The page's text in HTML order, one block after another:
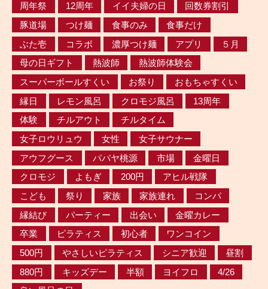
周年祭
12周年 イイ夫婦の日
回数券割引
豚道場
つけ麺 食事のみ
食事だけ
ぶた壱
コラボ 濃厚つけ麺 アプリ
５月
母の日ギフト
熱波師
熱波師体験会
スーパーボールすくい
お祭り
おもちゃすくい
縁日
レモン風呂 クロモジ風呂
13周年
体験
チルアウト
チルタイム
女子ロウリュウ
女性
女子サウナー
アウフグース
パパヤ桃源 市場
金曜日
クロモジ
よもぎ 200円
アヒル戦隊
こども
祭り 家族 家族連れ
コンパ
縁結び
パーティー 出会い
金曜カレー
卒業
ピラティス 初心者
ワンコイン
500円
やさしいピラティス シニア歓迎
昼割
880円
キッズデー 半額 ヨイフロ
4/26